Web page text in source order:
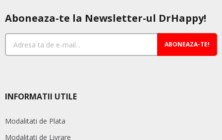
Aboneaza-te la Newsletter-ul DrHappy!
ABONEAZA-TE!
INFORMATII UTILE
Modalitati de Plata
Modalitati de Livrare